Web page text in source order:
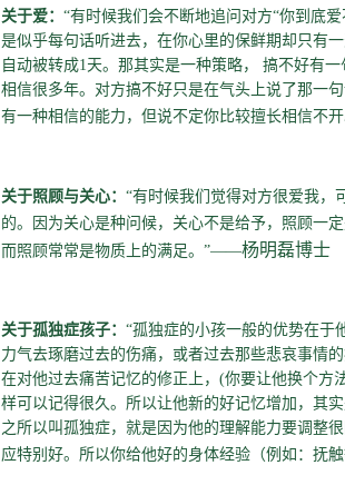
关于爱： “有时候我们会不断地追问对方“你到底
是似乎每句话听进去，在你心里的保鲜期却只有
自动被转成1天。那其实是一种策略， 搞不好有
相信很多年。对方搞不好只是在气头上说了那一
有一种相信的能力，但说不定你比较擅长相信不
关于照顾与关心： “有时候我们觉得对方很爱我，
的。因为关心是种问候，关心不是给予，照顾一
而照顾常常是物质上的满足。”——杨明磊博士
关于孤独症孩子： “孤独症的小孩一般的优势在于
力气去琢磨过去的伤痛，或者过去那些悲哀事情
在对他过去痛苦记忆的修正上，(你要让他换个方
样可以记得很久。所以让他新的好记忆增加，其
之所以叫孤独症，就是因为他的理解能力要调整
应特别好。所以你给他好的身体经验（例如：抚